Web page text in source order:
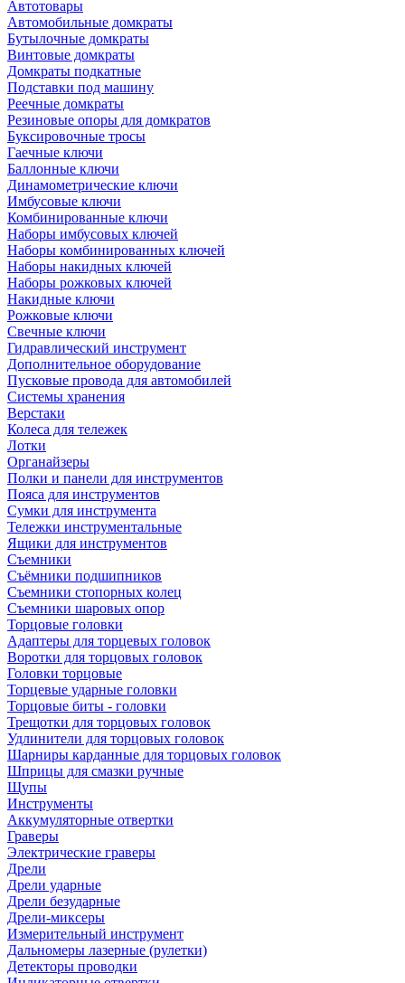
Автотовары
Автомобильные домкраты
Бутылочные домкраты
Винтовые домкраты
Домкраты подкатные
Подставки под машину
Реечные домкраты
Резиновые опоры для домкратов
Буксировочные тросы
Гаечные ключи
Баллонные ключи
Динамометрические ключи
Имбусовые ключи
Комбинированные ключи
Наборы имбусовых ключей
Наборы комбинированных ключей
Наборы накидных ключей
Наборы рожковых ключей
Накидные ключи
Рожковые ключи
Свечные ключи
Гидравлический инструмент
Дополнительное оборудование
Пусковые провода для автомобилей
Системы хранения
Верстаки
Колеса для тележек
Лотки
Органайзеры
Полки и панели для инструментов
Пояса для инструментов
Сумки для инструмента
Тележки инструментальные
Ящики для инструментов
Съемники
Съёмники подшипников
Съемники стопорных колец
Съемники шаровых опор
Торцовые головки
Адаптеры для торцевых головок
Воротки для торцовых головок
Головки торцовые
Торцевые ударные головки
Торцовые биты - головки
Трещотки для торцовых головок
Удлинители для торцовых головок
Шарниры карданные для торцовых головок
Шприцы для смазки ручные
Щупы
Инструменты
Аккумуляторные отвертки
Граверы
Электрические граверы
Дрели
Дрели ударные
Дрели безударные
Дрели-миксеры
Измерительный инструмент
Дальномеры лазерные (рулетки)
Детекторы проводки